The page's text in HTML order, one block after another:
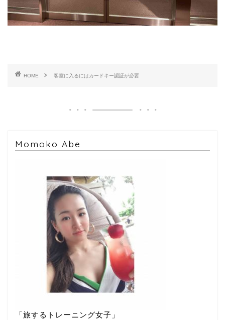
HOME 客室に入るにはカードキー認証が必要
Momoko Abe
「旅するトレーニング女子」